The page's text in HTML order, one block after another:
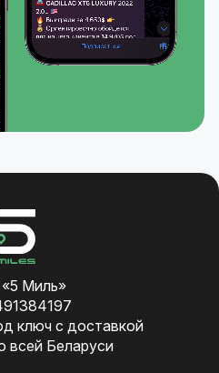
Миль»
ключ с доставкой
всей Беларуси